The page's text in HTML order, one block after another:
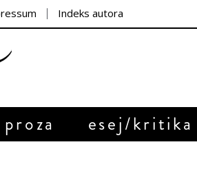
Indeks autora
proza esej/kritika